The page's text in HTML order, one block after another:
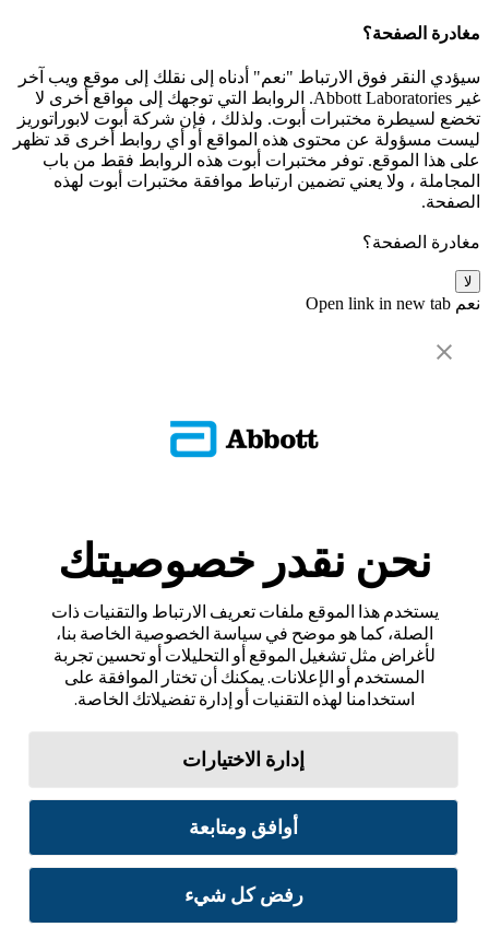
مغادرة الصفحة؟
سيؤدي النقر فوق الارتباط "نعم" أدناه إلى نقلك إلى موقع ويب آخر
غير Abbott Laboratories. الروابط التي توجهك إلى مواقع أخرى لا
تخضع لسيطرة مختبرات أبوت. ولذلك ، فإن شركة أبوت لابوراتوريز
ليست مسؤولة عن محتوى هذه المواقع أو أي روابط أخرى قد تظهر
على هذا الموقع. توفر مختبرات أبوت هذه الروابط فقط من باب
المجاملة ، ولا يعني تضمين ارتباط موافقة مختبرات أبوت لهذه
الصفحة.
مغادرة الصفحة؟
لا
نعم Open link in new tab
نحن نقدر خصوصيتك
يستخدم هذا الموقع ملفات تعريف الارتباط والتقنيات ذات
الصلة، كما هو موضح في سياسة الخصوصية الخاصة بنا،
لأغراض مثل تشغيل الموقع أو التحليلات أو تحسين تجربة
المستخدم أو الإعلانات. يمكنك أن تختار الموافقة على
استخدامنا لهذه التقنيات أو إدارة تفضيلاتك الخاصة.
إدارة الاختيارات
أوافق ومتابعة
رفض كل شيء